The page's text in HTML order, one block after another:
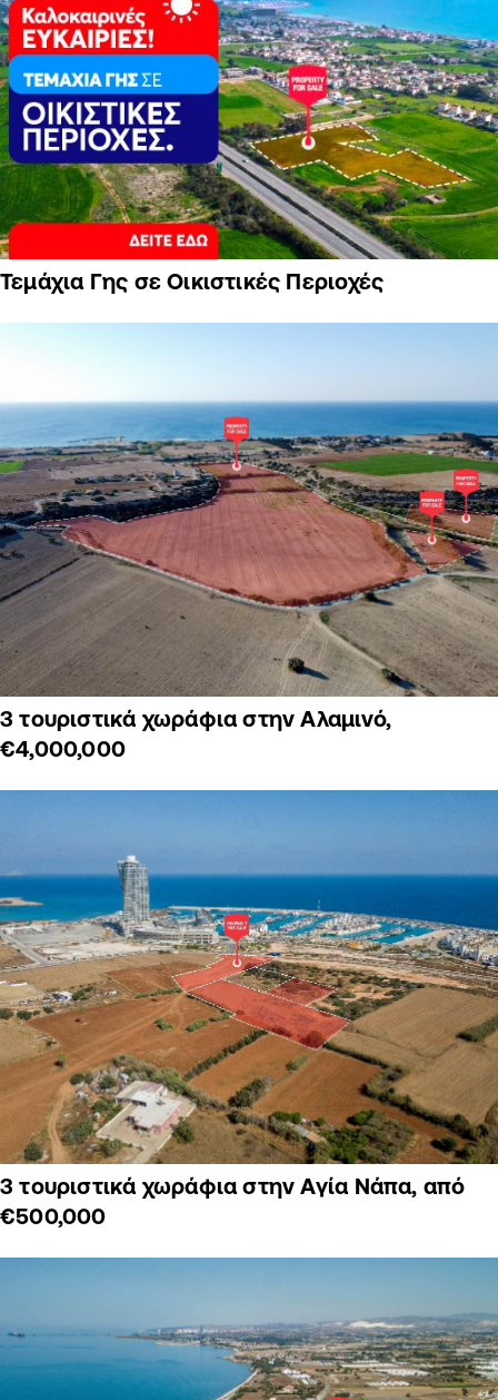
Τεμάχια Γης σε Οικιστικές Περιοχές
3 τουριστικά χωράφια στην Αλαμινό,
€4,000,000
3 τουριστικά χωράφια στην Αγία Νάπα, από
€500,000